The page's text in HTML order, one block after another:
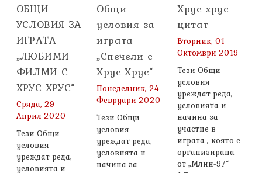
ОБЩИ
УСЛОВИЯ ЗА
ИГРАТА
„ЛЮБИМИ
ФИЛМИ С
ХРУС-ХРУС“
Сряда, 29
Април 2020
Тези Общи
условия
уреждат реда,
условията и
Общи
условия за
играта
„Спечели с
Хрус-Хрус“
Понеделник, 24
Февруари 2020
Тези Общи
условия
уреждат реда,
условията и
начина за
Хрус-хрус
цитат
Вторник, 01
Октомври 2019
Тези Общи
условия
уреждат реда,
условията и
начина за
участие в
играта , която е
организирана
от „Млин-97“